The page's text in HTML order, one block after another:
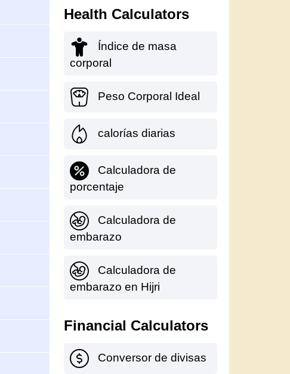
Health Calculators
Índice de masa
corporal
Peso Corporal Ideal
calorías diarias
Calculadora de
porcentaje
Calculadora de
embarazo
Calculadora de
embarazo en Hijri
Financial Calculators
Conversor de divisas